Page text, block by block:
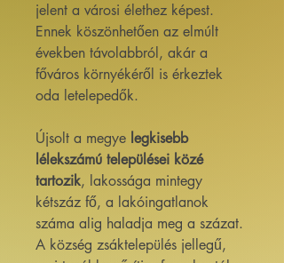
jelent a városi élethez képest.
Ennek köszönhetően az elmúlt
években távolabbról, akár a
főváros környékéről is érkeztek
oda letelepedők.
Újsolt a megye legkisebb
lélekszámú települései közé
tartozik, lakossága mintegy
kétszáz fő, a lakóingatlanok
száma alig haladja meg a százat.
A község zsáktelepülés jellegű,